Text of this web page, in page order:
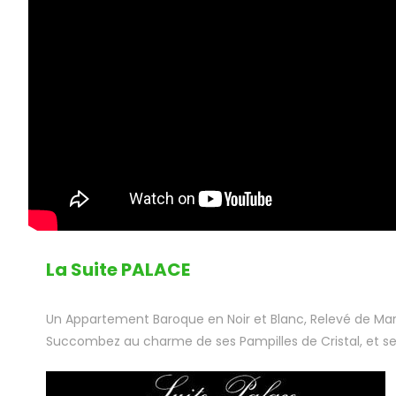
La Suite PALACE
Un Appartement Baroque en Noir et Blanc, Relevé de
Succombez au charme de ses Pampilles de Cristal, et